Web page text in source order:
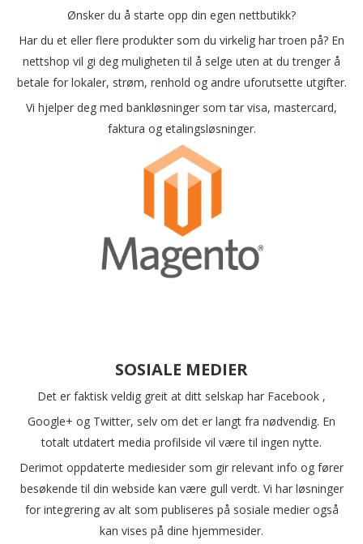
Ønsker du å starte opp din egen nettbutikk?
Har du et eller flere produkter som du virkelig har troen på? En
nettshop vil gi deg muligheten til å selge uten at du trenger å
betale for lokaler, strøm, renhold og andre uforutsette utgifter.
Vi hjelper deg med bankløsninger som tar visa, mastercard,
faktura og etalingsløsninger.
SOSIALE MEDIER
Det er faktisk veldig greit at ditt selskap har Facebook ,
Google+ og Twitter, selv om det er langt fra nødvendig. En
totalt utdatert media profilside vil være til ingen nytte.
Derimot oppdaterte mediesider som gir relevant info og fører
besøkende til din webside kan være gull verdt. Vi har løsninger
for integrering av alt som publiseres på sosiale medier også
kan vises på dine hjemmesider.